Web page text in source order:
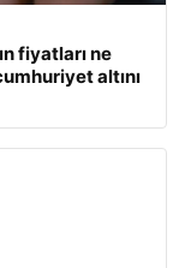
fiyatları ne
altını